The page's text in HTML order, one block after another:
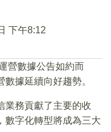
下午8:12
營數據公告如約而
據延續向好趨勢。
業務貢獻了主要的收
數字化轉型將成為三大